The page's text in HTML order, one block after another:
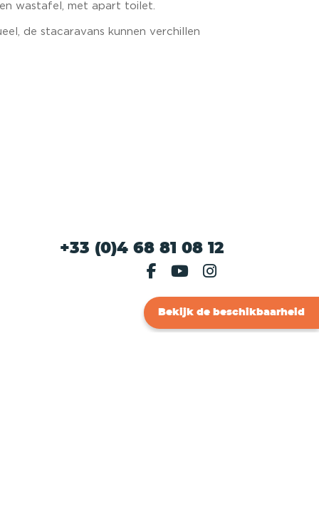
wastafel, met apart toilet.
de stacaravans kunnen verchillen
+33 (0)4 68 81 08 12
Bekijk de beschikbaarheid